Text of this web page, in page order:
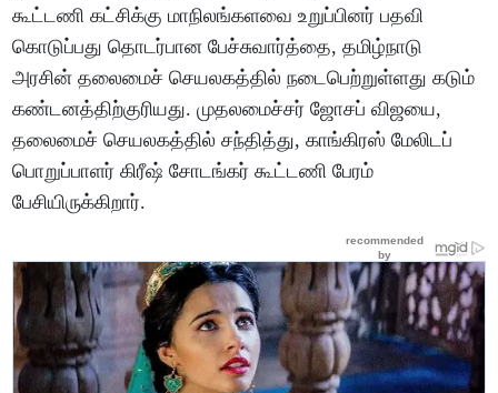
கூட்டணி கட்சிக்கு மாநிலங்களவை உறுப்பினர் பதவி
கொடுப்பது தொடர்பான பேச்சுவார்த்தை, தமிழ்நாடு
அரசின் தலைமைச் செயலகத்தில் நடைபெற்றுள்ளது கடும்
கண்டனத்திற்குரியது. முதலமைச்சர் ஜோசப் விஜயை,
தலைமைச் செயலகத்தில் சந்தித்து, காங்கிரஸ் மேலிடப்
பொறுப்பாளர் கிரீஷ் சோடங்கர் கூட்டணி பேரம்
பேசியிருக்கிறார்.